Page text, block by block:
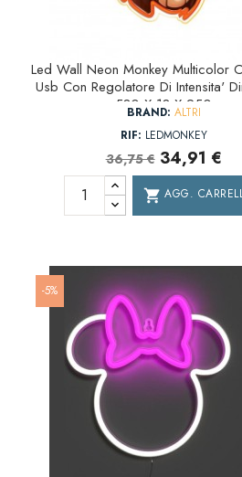
Led Wall Neon Monkey Multicolor
Usb Con Regolatore Di Intensita'
580 X 18 X 250
BRAND: ALTRI
RIF: LEDMONKEY
36,75 € 34,91 €
shopping_cart AGG.
-5%